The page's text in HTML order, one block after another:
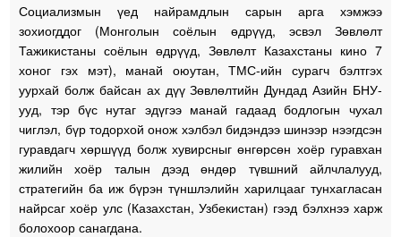
Социализмын үед найрамдлын сарын арга хэмжээ
зохиогддог (Монголын соёлын өдрүүд, эсвэл Зөвлөлт
Тажикистаны соёлын өдрүүд, Зөвлөлт Казахстаны кино 7
хоног гэх мэт), манай оюутан, ТМС-ийн сурагч бэлтгэх
уурхай болж байсан ах дүү Зөвлөлтийн Дундад Азийн БНУ-
ууд, тэр бүс нутаг эдүгээ манай гадаад бодлогын чухал
чиглэл, бүр тодорхой онож хэлбэл бидэндээ шинээр нээгдсэн
гуравдагч хөршүүд болж хувирсныг өнгөрсөн хоёр гуравхан
жилийн хоёр талын дээд өндөр түвшний айлчлалууд,
стратегийн ба иж бүрэн түншлэлийн харилцааг тунхагласан
найрсаг хоёр улс (Казахстан, Узбекистан) гээд бэлхнээ харж
болохоор санагдана.